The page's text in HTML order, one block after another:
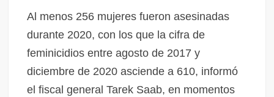
Al menos 256 mujeres fueron asesinadas
durante 2020, con los que la cifra de
feminicidios entre agosto de 2017 y
diciembre de 2020 asciende a 610, informó
el fiscal general Tarek Saab, en momentos